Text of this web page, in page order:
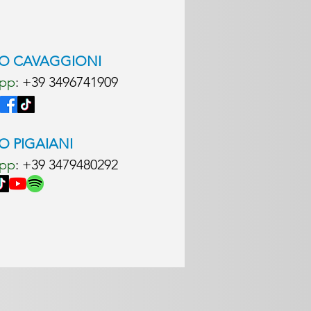
CAVAGGIONI
: +39 3496741909
PIGAIANI
: +39 3479480292